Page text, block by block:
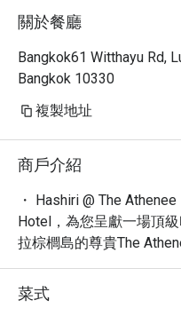
關於餐廳
Bangkok61 Witthayu Rd,
Bangkok 10330
複製地址
商戶介紹
・ Hashiri @ The
Hotel，為您呈獻一場頂
拉棕櫚島的尊貴The
驗。
・ 這裡不僅是一家印度餐
高級餐飲空間，是您午餐
菜式